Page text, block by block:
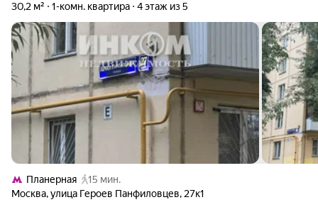
30,2 м² 1-комн. квартира 4 этаж из 5
Планерная
15 мин.
Москва,улица Героев Панфиловцев, 27к1